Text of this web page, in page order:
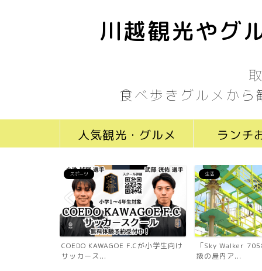
川越観光やグ
食べ歩きグルメか
人気観光・グルメ ランチ
スポーツ
COEDO KAWAGOE F.Cが小学生向け
サッカース...
生活
「Sky Walker
級の屋内ア...